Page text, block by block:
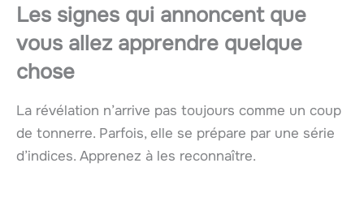
Les signes qui annoncent que
vous allez apprendre quelque
chose
La révélation n’arrive pas toujours comme un coup
de tonnerre. Parfois, elle se prépare par une série
d’indices. Apprenez à les reconnaître.